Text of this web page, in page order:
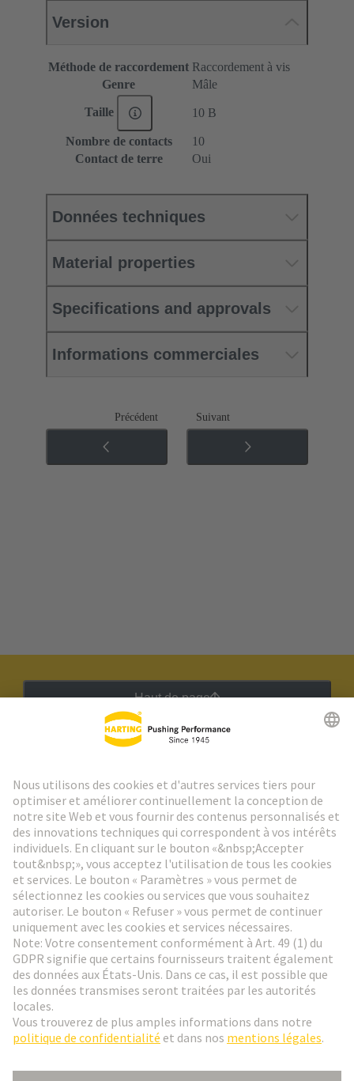
Version
Méthode de raccordement Raccordement à vis
Genre
Mâle
Taille 10 B
Nombre de contacts
10
Contact de terre
Oui
Données techniques
Material properties
Specifications and approvals
Informations commerciales
Précédent Suivant
Haut de page
Aller à l'inscription
Social Media
Suisse Français